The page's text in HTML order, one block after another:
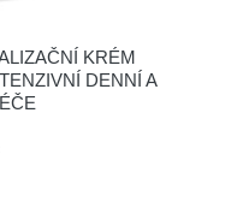
KRÉM
DENNÍ A